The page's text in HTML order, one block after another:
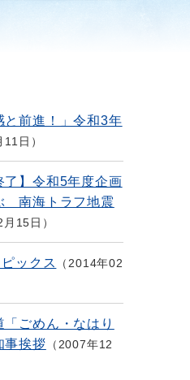
と前進！」令和3年
11日
了】令和5年度企画
南海トラフ地震
15日
ックス
2014年02
ごめん・なはり
事挨拶
2007年12